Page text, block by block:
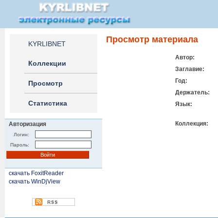
KYRLIBNET
Коллекции
Просмотр
Статистика
Авторизация
Логин:
Пароль:
скачать FoxitReader
скачать WinDjView
Просмотр материала
Автор:
Заглавие:
Год:
Держатель:
Язык:
Коллекция: